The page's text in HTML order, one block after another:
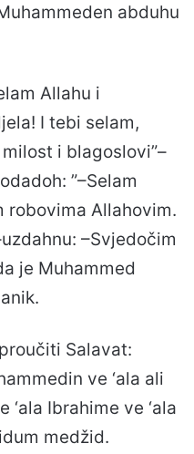
abduhu
Allahu i
I tebi selam,
i blagoslovi”–
”–Selam
robovima Allahovim.
–Svjedočim
je Muhammed
Salavat:
ve ‘ala ali
Ibrahime ve ‘ala
medžid.